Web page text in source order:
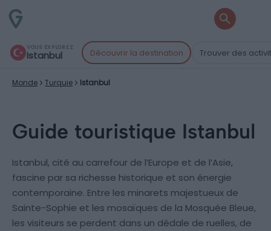
VOUS EXPLOREZ
Istanbul Découvrir la destination Trouver des
Monde Turquie Istanbul
Guide touristique Istanbul
Istanbul, cité au carrefour de l’Europe et de l’Asie,
fascine par sa richesse historique et son énergie
contemporaine. Entre les minarets majestueux de
Sainte-Sophie et les mosaïques de la Mosquée Bleue,
les visiteurs se perdent dans un dédale de ruelles, de